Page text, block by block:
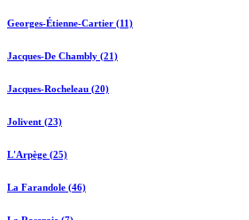
Georges-Étienne-Cartier (11)
Jacques-De Chambly (21)
Jacques-Rocheleau (20)
Jolivent (23)
L'Arpège (25)
La Farandole (46)